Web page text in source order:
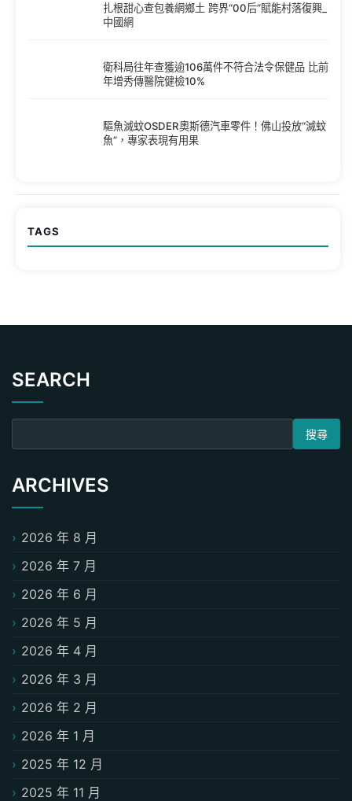
扎根甜心查包養網鄉土 跨界“00后”賦能村落復興_
中國網
衛科局往年查獲逾106萬件不符合法令保健品 比前
年增秀傳醫院健檢10%
驅魚滅蚊OSDER奧斯德汽車零件！佛山投放“滅蚊
魚”，專家表現有用果
TAGS
SEARCH
搜尋關鍵字:
ARCHIVES
2026 年 8 月
2026 年 7 月
2026 年 6 月
2026 年 5 月
2026 年 4 月
2026 年 3 月
2026 年 2 月
2026 年 1 月
2025 年 12 月
2025 年 11 月